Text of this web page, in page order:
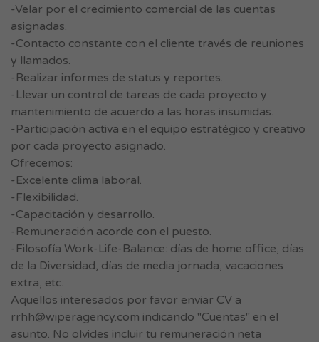
-Velar por el crecimiento comercial de las cuentas
asignadas.
-Contacto constante con el cliente través de reuniones
y llamados.
-Realizar informes de status y reportes.
-Llevar un control de tareas de cada proyecto y
mantenimiento de acuerdo a las horas insumidas.
-Participación activa en el equipo estratégico y creativo
por cada proyecto asignado.
Ofrecemos:
-Excelente clima laboral.
-Flexibilidad.
-Capacitación y desarrollo.
-Remuneración acorde con el puesto.
-Filosofía Work-Life-Balance: días de home office, días
de la Diversidad, días de media jornada, vacaciones
extra, etc.
Aquellos interesados por favor enviar CV a
rrhh@wiperagency.com indicando "Cuentas" en el
asunto. No olvides incluir tu remuneración neta